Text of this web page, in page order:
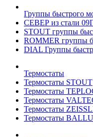
Группы быстрого
СЕВЕР из стали
STOUT группы
ROMMER группы
DIAL Группы
Термостаты
Термостаты STOUT
Термостаты
Термостаты
Термостаты
Термостаты BALLU